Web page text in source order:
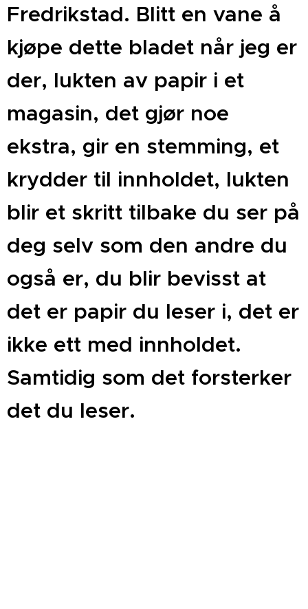
Fredrikstad. Blitt en vane å
kjøpe dette bladet når jeg er
der, lukten av papir i et
magasin, det gjør noe
ekstra, gir en stemming, et
krydder til innholdet, lukten
blir et skritt tilbake du ser på
deg selv som den andre du
også er, du blir bevisst at
det er papir du leser i, det er
ikke ett med innholdet.
Samtidig som det forsterker
det du leser.